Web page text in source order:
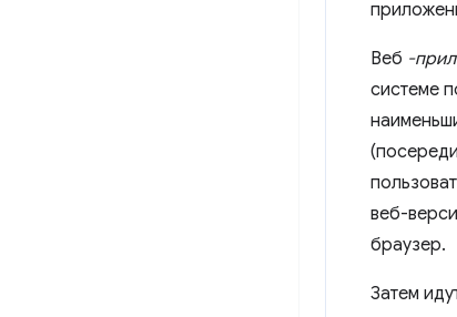
Веб -
системе
веб-
браузер.
Затем